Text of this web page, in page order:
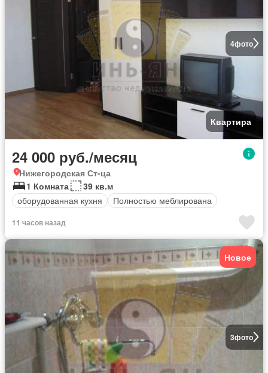
4фото
Квартира
24 000 руб./месяц
Нижегородская Ст-ца
1 Комната
39 кв.м
оборудованная кухня
Полностью меблирована
11 часов назад
3фото
Новое